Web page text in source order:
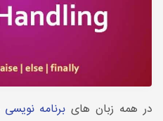
در همه زبان های برنامه نویسی